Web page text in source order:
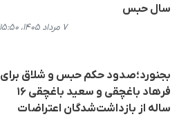
سال حبس
۷ مرداد ۱۴۰۵، ۱۵:۵۰
بجنورد؛صدود حکم حبس و شلاق برای
فرهاد باغچقی و سعید باغچقی ۱۶
ساله از بازداشت‌شدگان اعتراضات